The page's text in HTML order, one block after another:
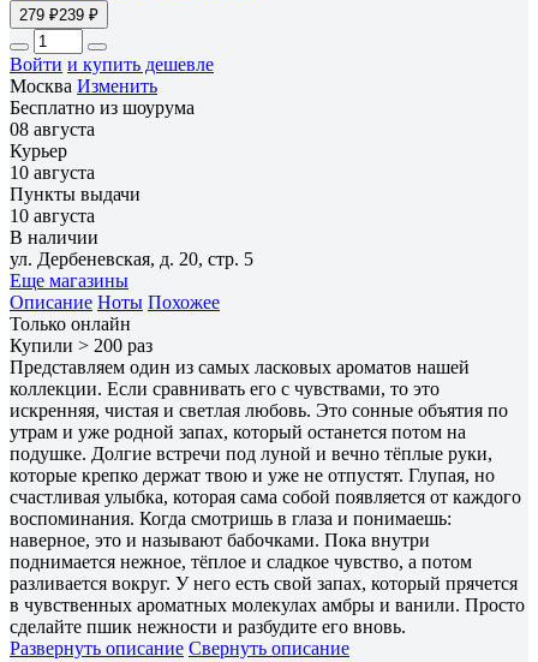
279 ₽239 ₽
Войти и купить дешевле
Москва Изменить
Бесплатно из шоурума
08 августа
Курьер
10 августа
Пункты выдачи
10 августа
В наличии
ул. Дербеневская, д. 20, стр. 5
Еще магазины
Описание Ноты Похожее
Только онлайн
Купили > 200 раз
Представляем один из самых ласковых ароматов нашей
коллекции. Если сравнивать его с чувствами, то это
искренняя, чистая и светлая любовь. Это сонные объятия по
утрам и уже родной запах, который останется потом на
подушке. Долгие встречи под луной и вечно тёплые руки,
которые крепко держат твою и уже не отпустят. Глупая, но
счастливая улыбка, которая сама собой появляется от каждого
воспоминания. Когда смотришь в глаза и понимаешь:
наверное, это и называют бабочками. Пока внутри
поднимается нежное, тёплое и сладкое чувство, а потом
разливается вокруг. У него есть свой запах, который прячется
в чувственных ароматных молекулах амбры и ванили. Просто
сделайте пшик нежности и разбудите его вновь.
Развернуть описание Свернуть описание